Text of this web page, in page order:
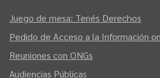
Juego de mesa: Tenés Derechos
Pedido de Acceso a la Información
Reuniones con ONGs
Audiencias Públicas